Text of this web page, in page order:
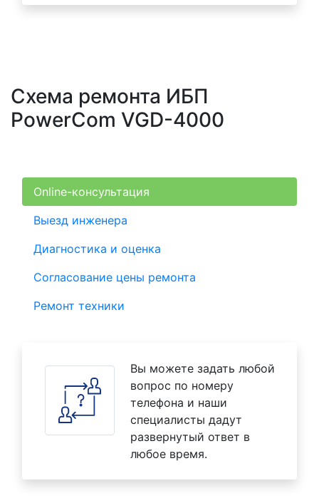
Схема ремонта ИБП
PowerCom VGD-4000
Online-консультация
Выезд инженера
Диагностика и оценка
Согласование цены ремонта
Ремонт техники
Вы можете задать любой
вопрос по номеру
телефона и наши
специалисты дадут
развернутый ответ в
любое время.